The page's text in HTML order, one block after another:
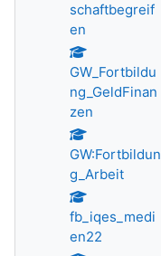
schaftbegreif
en
GW_Fortbildu
ng_GeldFinan
zen
GW:Fortbildun
g_Arbeit
fb_iqes_medi
en22